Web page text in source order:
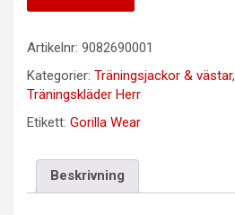
Artikelnr: 9082690001
Kategorier: Träningsjackor & västar,
Träningskläder Herr
Etikett: Gorilla Wear
Beskrivning